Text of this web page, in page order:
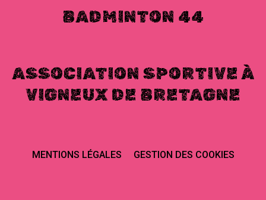
BADMINTON 44
ASSOCIATION SPORTIVE À
VIGNEUX DE BRETAGNE
MENTIONS LÉGALES GESTION DES COOKIES